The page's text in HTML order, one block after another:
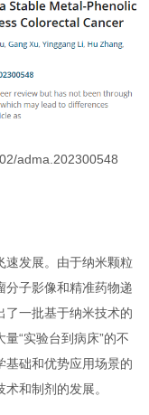
adma.202300548
速发展。由于纳米颗粒
分子影像和精准药物递
了一批基于纳米技术的
“实验台到病床”的不
基础和优势应用场景的
和制剂的发展。